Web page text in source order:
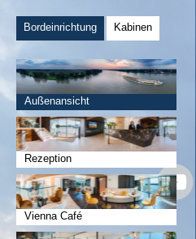
Bordeinrichtung Kabinen
Außenansicht
Rezeption
Vienna Café